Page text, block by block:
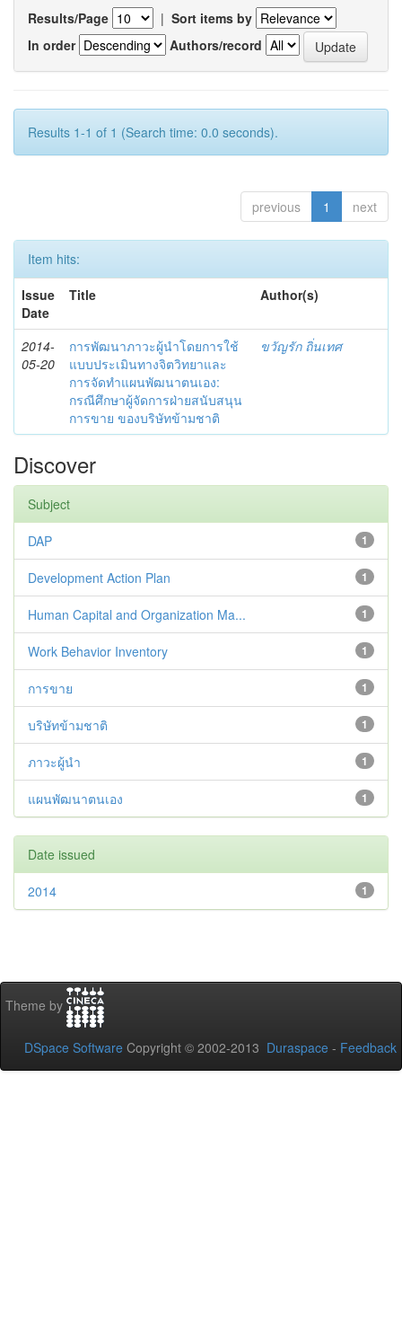
Results/Page | Sort items by
In order
Authors/record
Results 1-1 of 1 (Search time: 0.0 seconds).
previous 1 next
Item hits:
Issue
Date
Title Author(s)
2014-
05-20
การพัฒนาภาวะผู้นำโดยการใช้
แบบประเมินทางจิตวิทยาและ
การจัดทำแผนพัฒนาตนเอง:
กรณีศึกษาผู้จัดการฝ่ายสนับสนุน
การขาย ของบริษัทข้ามชาติ
ขวัญรัก ถิ่นเทศ
Discover
Subject
1
DAP
1
Development Action Plan
1
Human Capital and Organization Ma...
1
Work Behavior Inventory
1
การขาย
1
บริษัทข้ามชาติ
1
ภาวะผู้นำ
1
แผนพัฒนาตนเอง
Date issued
1
2014
Theme by
DSpace Software Copyright © 2002-2013 Duraspace - Feedback